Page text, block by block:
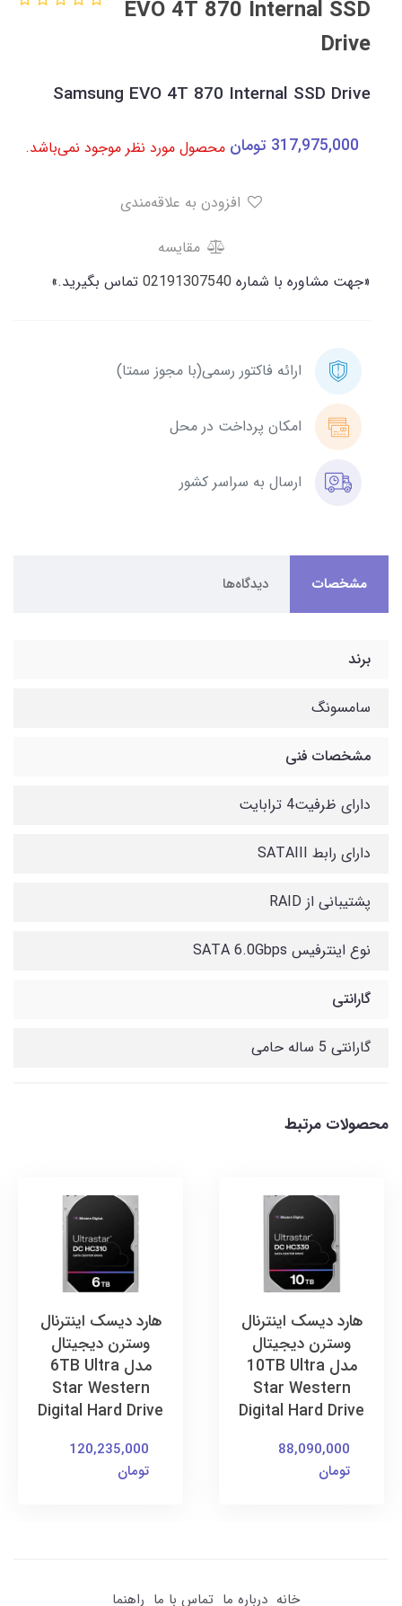
EVO 4T 870 Internal SSD
Drive
Samsung EVO 4T 870 Internal SSD Drive
317,975,000 تومان محصول مورد نظر موجود نمی‌باشد.
مقایسه
«جهت مشاوره با شماره 02191307540 تماس بگیرید.»
ارائه فاکتور رسمی(با مجوز سمتا)
امکان پرداخت در محل
ارسال به سراسر کشور
مشخصات دیدگاه‌ها
برند
سامسونگ
مشخصات فنی
دارای ظرفیت4 ترابایت
دارای رابط SATAIII
پشتیبانی از RAID
نوع اینترفیس SATA 6.0Gbps
گارانتی
گارانتی 5 ساله حامی
محصولات مرتبط
هارد دیسک اینترنال
وسترن دیجیتال
مدل 10TB Ultra
Star Western
Digital Hard Drive
88,090,000
تومان
هارد دیسک اینترنال
وسترن دیجیتال
مدل 6TB Ultra
Star Western
Digital Hard Drive
120,235,000
تومان
خانه درباره ما تماس با ما راهنما